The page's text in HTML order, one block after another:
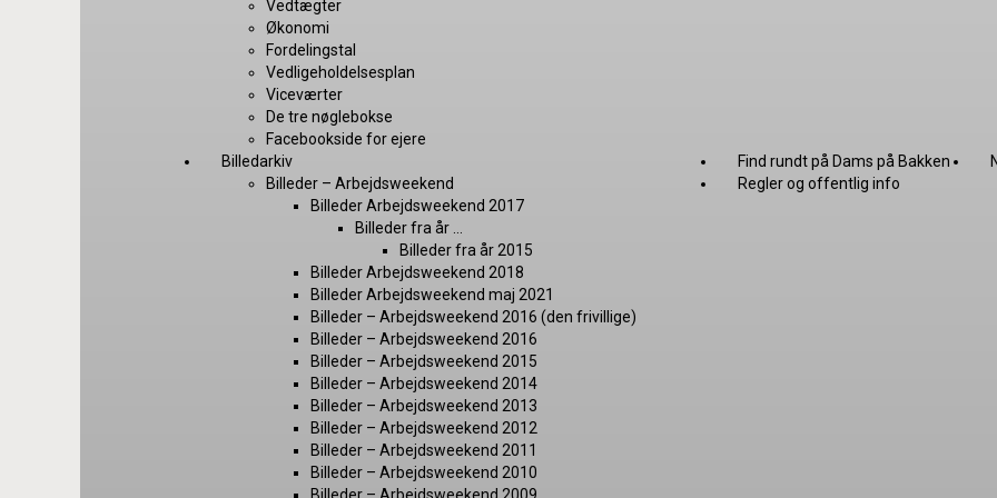
Vedtægter
Økonomi
Fordelingstal
Vedligeholdelsesplan
Viceværter
De tre nøglebokse
Facebookside for ejere
Billedarkiv
Billeder – Arbejdsweekend
Billeder Arbejdsweekend 2017
Billeder fra år …
Billeder fra år 2015
Billeder Arbejdsweekend 2018
Billeder Arbejdsweekend maj 2021
Billeder – Arbejdsweekend 2016 (den frivillige)
Billeder – Arbejdsweekend 2016
Billeder – Arbejdsweekend 2015
Billeder – Arbejdsweekend 2014
Billeder – Arbejdsweekend 2013
Billeder – Arbejdsweekend 2012
Billeder – Arbejdsweekend 2011
Billeder – Arbejdsweekend 2010
Find rundt på Dams på Bakken
Regler og offentlig info